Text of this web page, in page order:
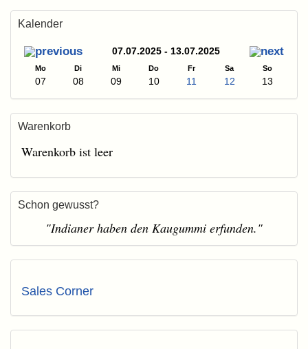
Kalender
07.07.2025 - 13.07.2025
Mo Di Mi Do Fr Sa So
07 08 09 10 11 12 13
Warenkorb
Warenkorb ist leer
Schon gewusst?
"Indianer haben den Kaugummi erfunden."
Sales Corner